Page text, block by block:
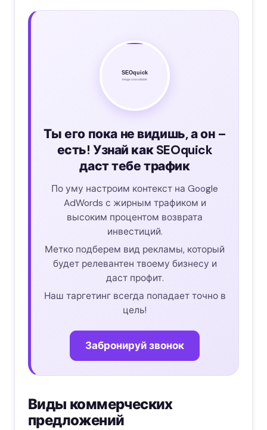
Ты его пока не видишь, а он –
есть! Узнай как SEOquick
даст тебе трафик
По уму настроим контекст на Google
AdWords с жирным трафиком и
высоким процентом возврата
инвестиций.
Метко подберем вид рекламы, который
будет релевантен твоему бизнесу и
даст профит.
Наш таргетинг всегда попадает точно в
цель!
Забронируй звонок
Виды коммерческих
предложений